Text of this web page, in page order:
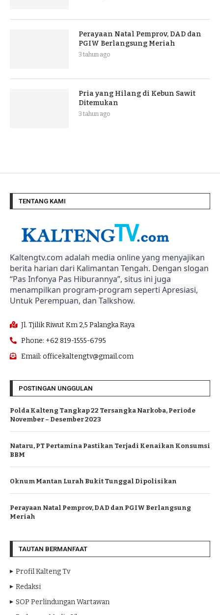
Perayaan Natal Pemprov, DAD dan
PGIW Berlangsung Meriah
3 tahun ago
Pria yang Hilang di Kebun Sawit
Ditemukan
3 tahun ago
TENTANG KAMI
Kaltengtv.com adalah media online yang menyajikan
berita harian dari Kalimantan Tengah. Dengan slogan
“Pas Infonya Pas Hiburannya”, situs ini juga
menampilkan program-program seperti Apresiasi,
Untuk Perempuan, dan Talkshow.
Jl. Tjilik Riwut Km 2,5 Palangka Raya
Phone: +62 819-1555-6795
Email: officekaltengtv@gmail.com
POSTINGAN UNGGULAN
Polda Kalteng Tangkap 22 Tersangka Narkoba, Periode
November – Desember 2023
Nataru, PT Pertamina Pastikan Terjadi Kenaikan Konsumsi
BBM
Oknum Mantan Lurah Bukit Tunggal Dipolisikan
Perayaan Natal Pemprov, DAD dan PGIW Berlangsung
Meriah
TAUTAN BERMANFAAT
Profil Kalteng Tv
Redaksi
SOP Perlindungan Wartawan